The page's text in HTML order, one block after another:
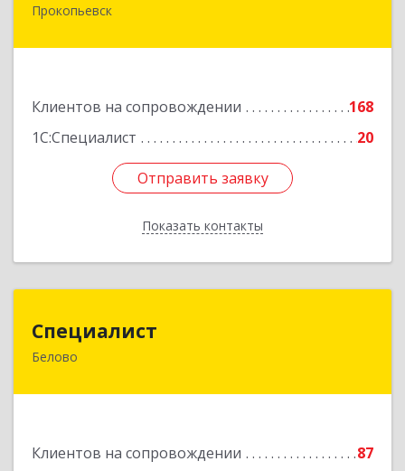
Прокопьевск
Клиентов на сопровождении
168
1С:Специалист
20
Отправить заявку
Показать контакты
653039, Кемеровская область - Кузбасс,
Подробнее
Отправить заявку
Назад
Специалист
Белово
Клиентов на сопровождении
87
Кемеровская обл, Белово г, Ленина ул, дом №